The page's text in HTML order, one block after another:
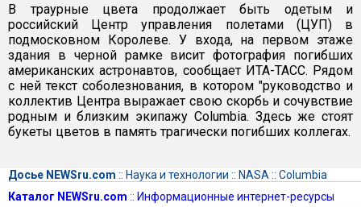
В траурные цвета продолжает быть одетым и
российский Центр управления полетами (ЦУП) в
подмосковном Королеве. У входа, на первом этаже
здания в черной рамке висит фотография погибших
американских астронавтов, сообщает ИТА-ТАСС. Рядом
с ней текст соболезнования, в котором "руководство и
коллектив Центра выражает свою скорбь и сочувствие
родным и близким экипажу Columbia. Здесь же стоят
букеты цветов в память трагически погибших коллегах.
Досье NEWSru.com :: Наука и технологии :: NASA :: Columbia
Каталог NEWSru.com :: Информационные интернет-ресурсы